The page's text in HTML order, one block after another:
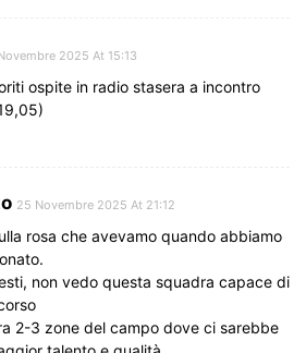
2025 At 15:13
ospite in radio stasera a incontro
25 Novembre 2025 At 21:12
rosa che avevamo quando abbiamo
non vedo questa squadra capace di
2-3 zone del campo dove ci sarebbe